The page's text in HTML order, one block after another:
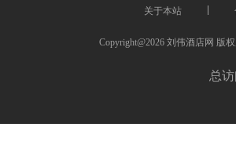
关于本站
Copyright@2026 刘伟酒店网
总访